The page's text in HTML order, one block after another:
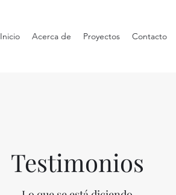
Inicio Acerca de Proyectos Contacto
Testimonios